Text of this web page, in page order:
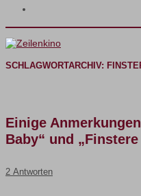
SCHLAGWORTARCHIV:
Einige
Baby“ und „Finstere
2 Antworten